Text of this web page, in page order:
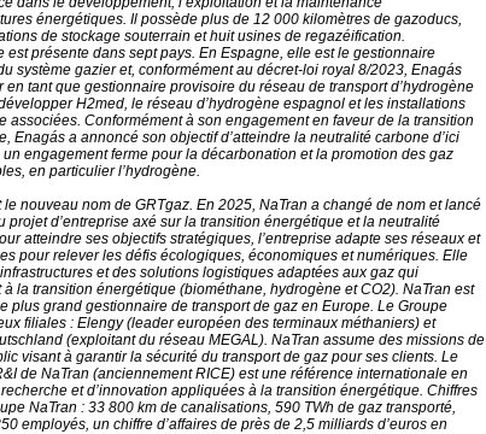
énergétiques. Il possède plus de 12 000 kilomètres de gazoducs,
de stockage souterrain et huit usines de regazéification.
est présente dans sept pays. En Espagne, elle est le gestionnaire
système gazier et, conformément au décret-loi royal 8/2023, Enagás
en tant que gestionnaire provisoire du réseau de transport d’hydrogène
H2med, le réseau d’hydrogène espagnol et les installations
associées. Conformément à son engagement en faveur de la transition
Enagás a annoncé son objectif d’atteindre la neutralité carbone d’ici
engagement ferme pour la décarbonation et la promotion des gaz
en particulier l’hydrogène.
le nouveau nom de GRTgaz. En 2025, NaTran a changé de nom et lancé
projet d’entreprise axé sur la transition énergétique et la neutralité
atteindre ses objectifs stratégiques, l’entreprise adapte ses réseaux et
pour relever les défis écologiques, économiques et numériques. Elle
et des solutions logistiques adaptées aux gaz qui
à la transition énergétique (biométhane, hydrogène et CO2). NaTran est
plus grand gestionnaire de transport de gaz en Europe. Le Groupe
filiales : Elengy (leader européen des terminaux méthaniers) et
(exploitant du réseau MEGAL). NaTran assume des missions de
visant à garantir la sécurité du transport de gaz pour ses clients. Le
de NaTran (anciennement RICE) est une référence internationale en
et d’innovation appliquées à la transition énergétique. Chiffres
NaTran : 33 800 km de canalisations, 590 TWh de gaz transporté,
employés, un chiffre d’affaires de près de 2,5 milliards d’euros en